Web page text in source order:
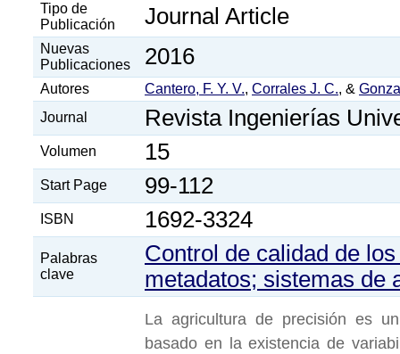
Tipo de
Publicación
Journal Article
Nuevas
Publicaciones
2016
Autores Cantero, F. Y. V., Corrales J. C., &
Journal
Revista Ingenierías
Volumen 15
Start Page 99-112
ISBN 1692-3324
Palabras
clave
Control de calidad de
metadatos; sistemas de
La agricultura de precisión es
basado en la existencia de